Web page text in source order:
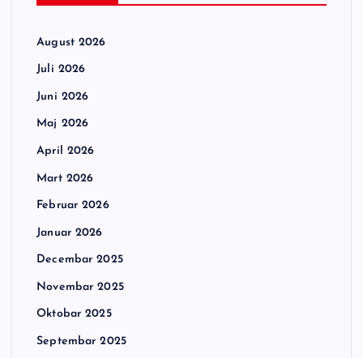
August 2026
Juli 2026
Juni 2026
Maj 2026
April 2026
Mart 2026
Februar 2026
Januar 2026
Decembar 2025
Novembar 2025
Oktobar 2025
Septembar 2025